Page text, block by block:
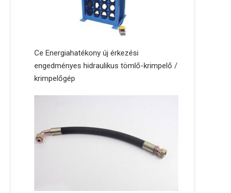
Ce Energiahatékony új érkezési
engedményes hidraulikus tömlő-krimpelő /
krimpelőgép